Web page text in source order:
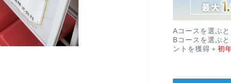
Aコースを選ぶと
Bコースを選ぶと
ントを獲得＋ 初